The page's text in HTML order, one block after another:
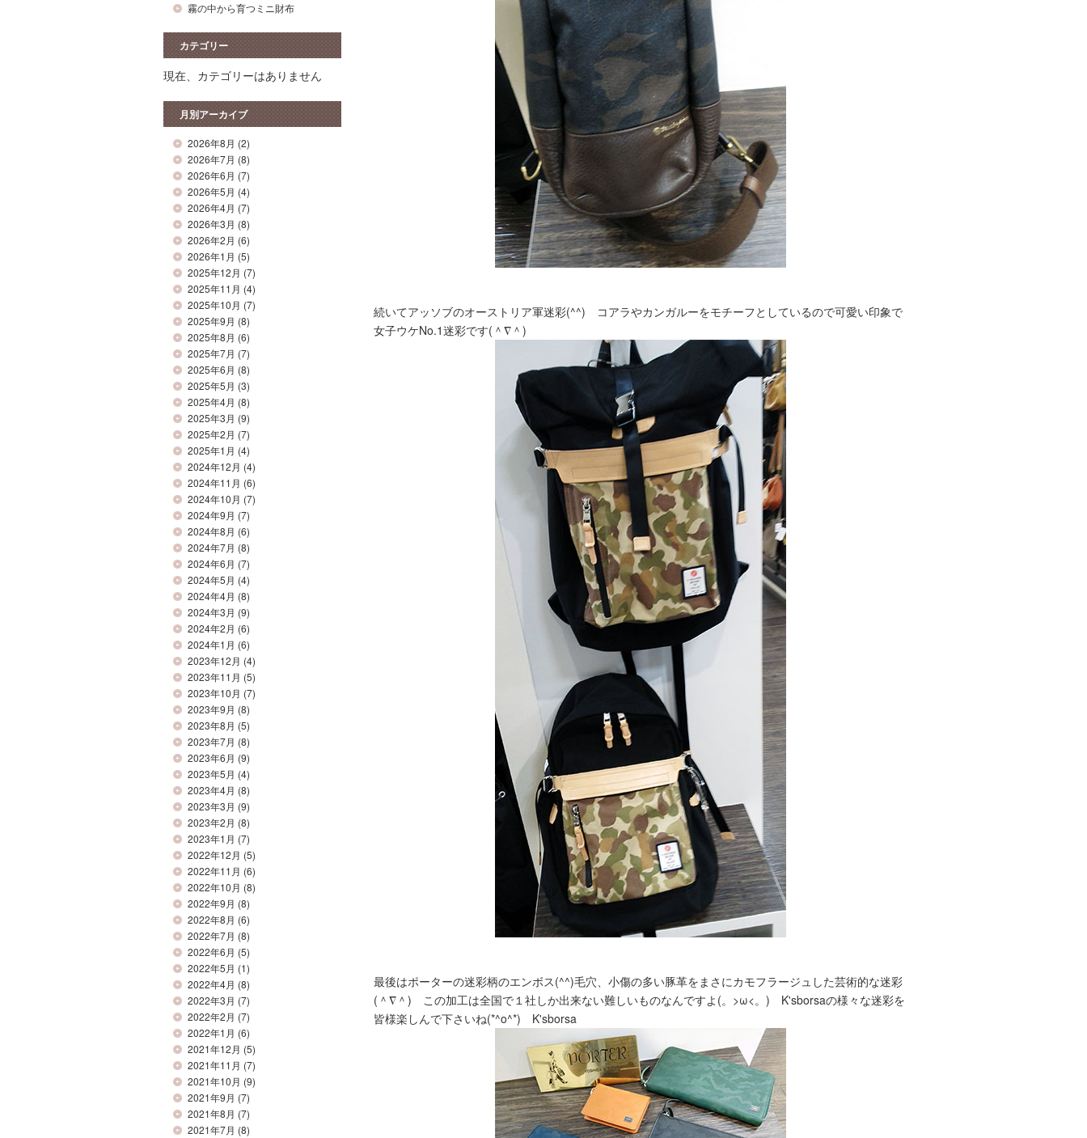
霧の中から育つミニ財布
カテゴリー
現在、カテゴリーはありません
月別アーカイブ
2026年8月 (2)
2026年7月 (8)
2026年6月 (7)
2026年5月 (4)
2026年4月 (7)
2026年3月 (8)
2026年2月 (6)
2026年1月 (5)
2025年12月 (7)
2025年11月 (4)
2025年10月 (7)
2025年9月 (8)
2025年8月 (6)
2025年7月 (7)
2025年6月 (8)
2025年5月 (3)
2025年4月 (8)
2025年3月 (9)
2025年2月 (7)
2025年1月 (4)
2024年12月 (4)
2024年11月 (6)
2024年10月 (7)
2024年9月 (7)
2024年8月 (6)
2024年7月 (8)
2024年6月 (7)
2024年5月 (4)
2024年4月 (8)
2024年3月 (9)
2024年2月 (6)
2024年1月 (6)
2023年12月 (4)
2023年11月 (5)
2023年10月 (7)
2023年9月 (8)
2023年8月 (5)
2023年7月 (8)
2023年6月 (9)
2023年5月 (4)
2023年4月 (8)
2023年3月 (9)
2023年2月 (8)
2023年1月 (7)
2022年12月 (5)
2022年11月 (6)
2022年10月 (8)
2022年9月 (8)
2022年8月 (6)
2022年7月 (8)
2022年6月 (5)
2022年5月 (1)
2022年4月 (8)
2022年3月 (7)
2022年2月 (7)
2022年1月 (6)
2021年12月 (5)
2021年11月 (7)
2021年10月 (9)
2021年9月 (7)
2021年8月 (7)
2021年7月 (8)
続いてアッソブのオーストリア軍迷彩(^^) コアラやカンガルーをモチーフとしているので可愛い印象で
女子ウケNo.1迷彩です(＾∇＾)
最後はポーターの迷彩柄のエンボス(^^)毛穴、小傷の多い豚革をまさにカモフラージュした芸術的な迷彩
(＾∇＾) この加工は全国で１社しか出来ない難しいものなんですよ(。>ω<。) K'sborsaの様々な迷彩を
皆様楽しんで下さいね(*^o^*) K'sborsa